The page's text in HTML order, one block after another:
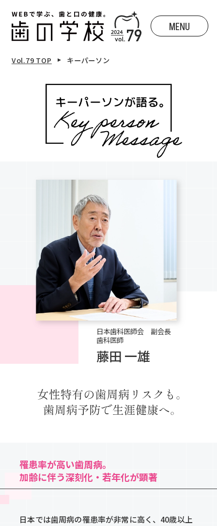
MENU
Vol.79 TOP キーパーソン
日本歯科医師会 副会長
歯科医師
藤田 一雄
罹患率が高い歯周病。
加齢に伴う深刻化・若年化が顕著
日本では歯周病の罹患率が非常に高く、40歳以上